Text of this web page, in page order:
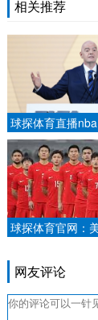
相关推荐
球探体育直播
是谁？一个替补
利之夏.
球探体育官网：
网友评论